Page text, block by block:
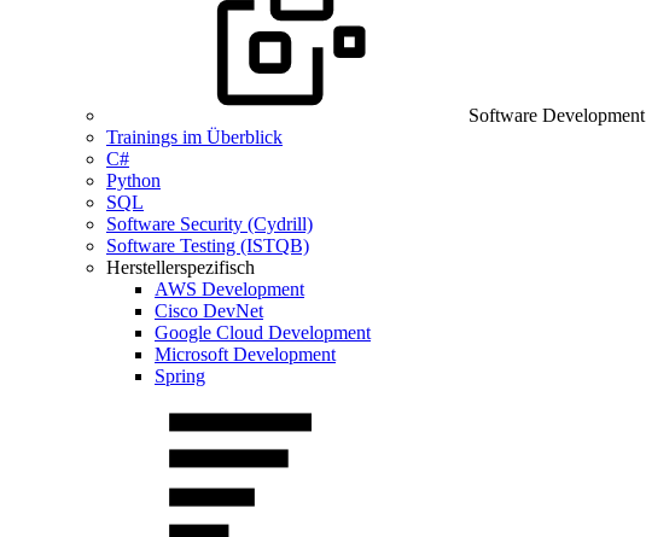
Software Development
Trainings im Überblick
C#
Python
SQL
Software Security (Cydrill)
Software Testing (ISTQB)
Herstellerspezifisch
AWS Development
Cisco DevNet
Google Cloud Development
Microsoft Development
Spring